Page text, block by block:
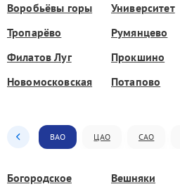
Воробьёвы горы
Университет
Тропарёво
Румянцево
Филатов Луг
Прокшино
Новомосковская
Потапово
ВАО ЦАО САО
Богородское Вешняки